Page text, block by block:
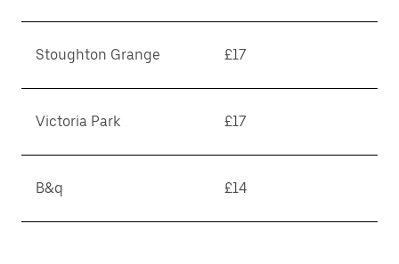
Stoughton Grange £17
Victoria Park £17
B&q £14